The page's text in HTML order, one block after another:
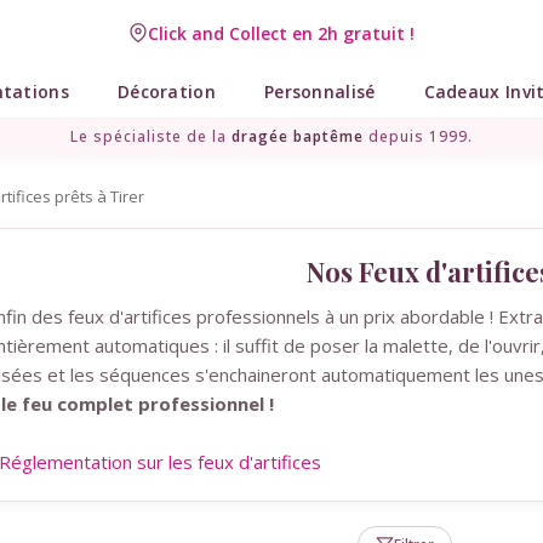
Click and Collect en 2h gratuit !
Décoration Personnalisé Cadeaux
Le spécialiste de la dragée baptême depuis 1999.
prêts à Tirer
Nos Feux
des feux d'artifices professionnels à un prix abordable !
automatiques : il suffit de poser la malette, de
et les séquences s'enchaineront automatiquement les
feu complet professionnel !
Réglementation sur les feux d'artifices